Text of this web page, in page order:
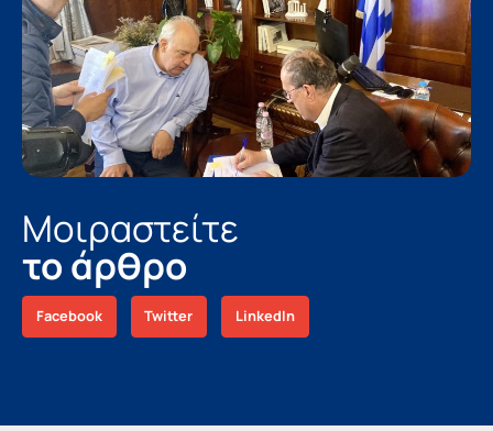
Μοιραστείτε
το άρθρο
Facebook Twitter LinkedIn